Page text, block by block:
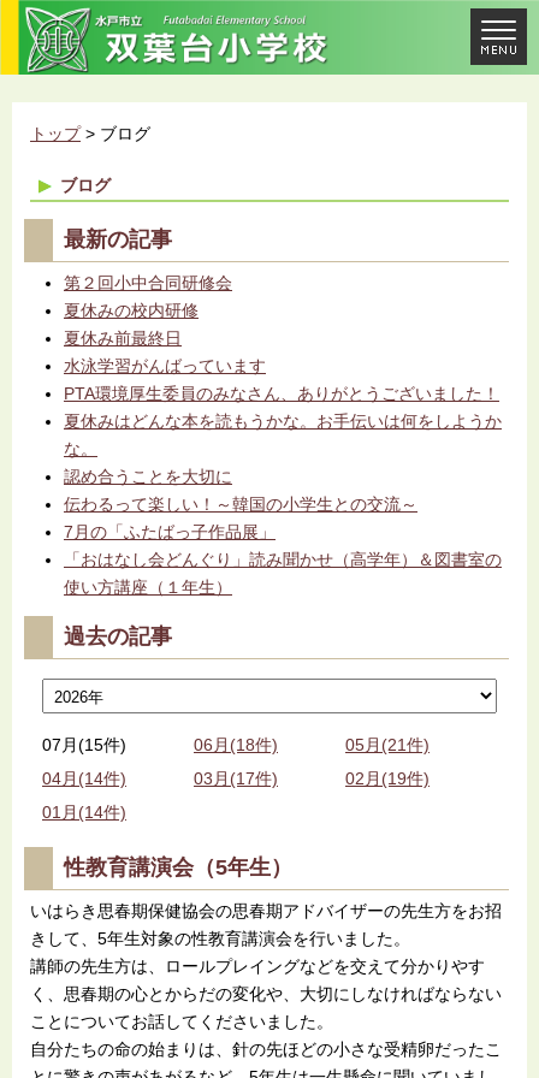
トップ> ブログ
ブログ
最新の記事
第２回小中合同研修会
夏休みの校内研修
夏休み前最終日
水泳学習がんばっています
PTA環境厚生委員のみなさん、ありがとうございました！
夏休みはどんな本を読もうかな。お手伝いは何をしようか
な。
認め合うことを大切に
伝わるって楽しい！～韓国の小学生との交流～
7月の「ふたばっ子作品展」
「おはなし会どんぐり」読み聞かせ（高学年）＆図書室の
使い方講座（１年生）
過去の記事
07月(15件) 06月(18件)
05月(21件)
04月(14件)
03月(17件)
02月(19件)
01月(14件)
性教育講演会（5年生）
いはらき思春期保健協会の思春期アドバイザーの先生方をお招
きして、5年生対象の性教育講演会を行いました。
講師の先生方は、ロールプレイングなどを交えて分かりやす
く、思春期の心とからだの変化や、大切にしなければならない
ことについてお話してくださいました。
自分たちの命の始まりは、針の先ほどの小さな受精卵だったこ